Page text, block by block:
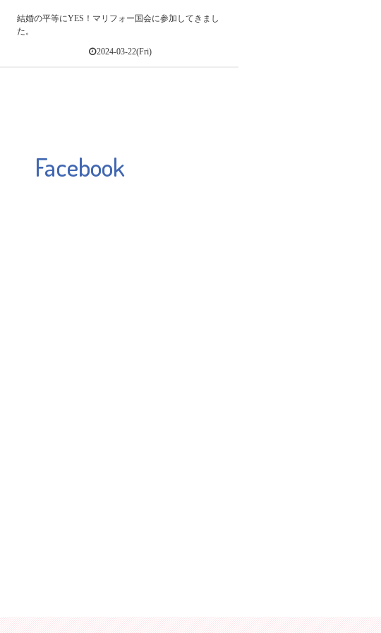
結婚の平等にYES！マリフォー国会に参加してきまし
た。
2024-03-22(Fri)
Facebook